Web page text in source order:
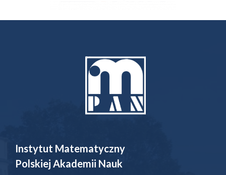
Instytut Matematyczny
Polskiej Akademii Nauk